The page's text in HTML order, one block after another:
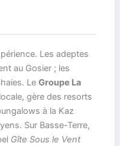
Les adeptes
au Gosier ; les
Le Groupe La
gère des resorts
à la Kaz
Sur Basse-Terre,
Gîte Sous le Vent